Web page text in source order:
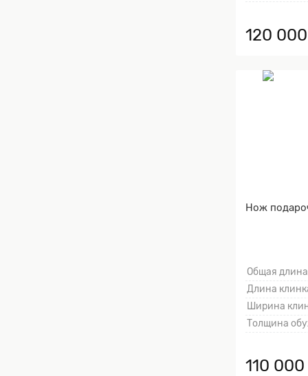
120
Нож
Общая
Длина
Ширина
Толщина
110